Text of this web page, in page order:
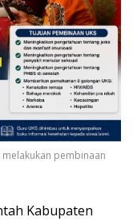
melakukan pembinaan
Kabupaten